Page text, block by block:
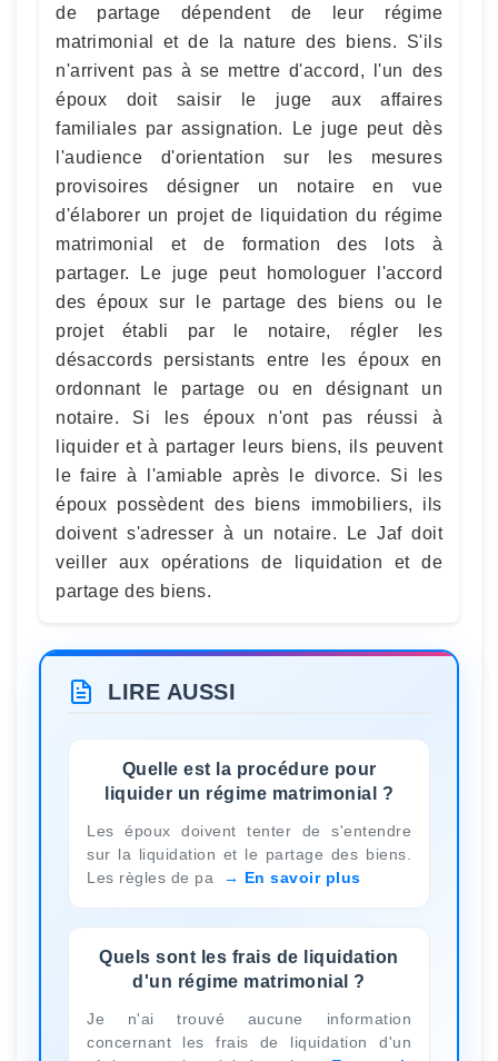
de partage dépendent de leur régime
matrimonial et de la nature des biens. S'ils
n'arrivent pas à se mettre d'accord, l'un des
époux doit saisir le juge aux affaires
familiales par assignation. Le juge peut dès
l'audience d'orientation sur les mesures
provisoires désigner un notaire en vue
d'élaborer un projet de liquidation du régime
matrimonial et de formation des lots à
partager. Le juge peut homologuer l'accord
des époux sur le partage des biens ou le
projet établi par le notaire, régler les
désaccords persistants entre les époux en
ordonnant le partage ou en désignant un
notaire. Si les époux n'ont pas réussi à
liquider et à partager leurs biens, ils peuvent
le faire à l'amiable après le divorce. Si les
époux possèdent des biens immobiliers, ils
doivent s'adresser à un notaire. Le Jaf doit
veiller aux opérations de liquidation et de
partage des biens.
LIRE AUSSI
Quelle est la procédure pour
liquider un régime matrimonial ?
Les époux doivent tenter de s'entendre
sur la liquidation et le partage des biens.
Les règles de pa
En savoir plus
Quels sont les frais de liquidation
d'un régime matrimonial ?
Je n'ai trouvé aucune information
concernant les frais de liquidation d'un